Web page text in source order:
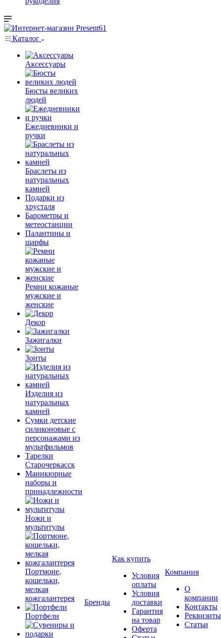
Каталог
Аксессуары
Бюсты великих
людей
Ежедневники и
ручки
Браслеты из
натуральных
камней
Подарки из
хрусталя
Барометры и
метеостанции
Палантины и
шарфы
Ремни кожаные
мужские и
женские
Декор
Зажигалки
Зонты
Изделия из
натуральных
камней
Сумки детские
силиконовые с
персонажами из
мультфильмов
Тарелки
Старочеркасск
Маникюрные
наборы и
принадлежности
Ножи и
мультитулы
Портмоне,
кошельки,
мелкая
кожгалантерея
Портфели
Бренды
Как купить
Условия
оплаты
Условия
доставки
Гарантия
на товар
Оферта
Компания
О
компании
Контакты
Реквизиты
Статьи